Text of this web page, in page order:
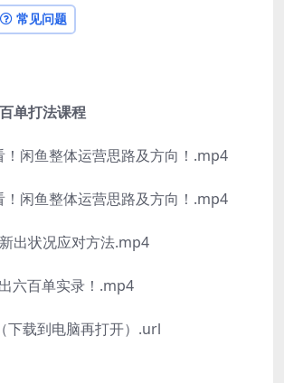
常见问题
单打法课程
！闲鱼整体运营思路及方向！.mp4
！闲鱼整体运营思路及方向！.mp4
出状况应对方法.mp4
六百单实录！.mp4
下载到电脑再打开）.url